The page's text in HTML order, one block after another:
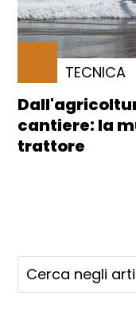
TECNICA
cantiere: la
trattore